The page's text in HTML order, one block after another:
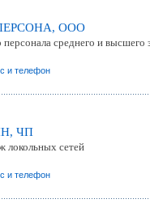
ООО
среднего и высшего
и телефон
ЧП
локольных сетей
и телефон